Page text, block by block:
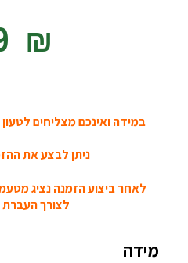
₪
במידה ואינכם מצליחים
ניתן לבצע את
לאחר ביצוע הזמנה נציג
לצורך העברת
מידה